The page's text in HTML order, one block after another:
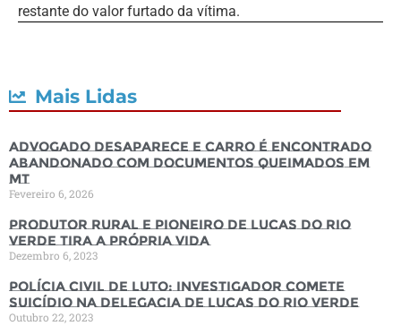
restante do valor furtado da vítima.
Mais Lidas
Advogado desaparece e carro é encontrado
abandonado com documentos queimados em
MT
Fevereiro 6, 2026
Produtor rural e pioneiro de Lucas do Rio
Verde tira a própria vida
Dezembro 6, 2023
Polícia Civil de luto: Investigador comete
suicídio na Delegacia de Lucas do Rio Verde
Outubro 22, 2023